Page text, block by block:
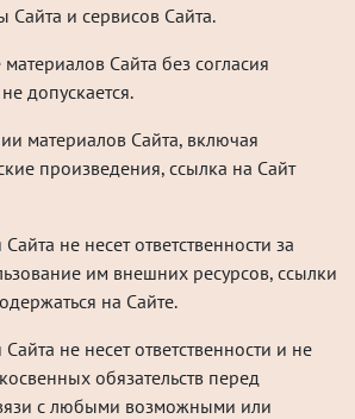
Сайта и сервисов Сайта.
Сайта без согласия
допускается.
материалов Сайта, включая
произведения, ссылка на Сайт
не несет ответственности за
им внешних ресурсов, ссылки
на Сайте.
не несет ответственности и не
обязательств перед
с любыми возможными или